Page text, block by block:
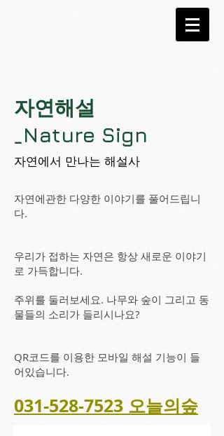
자연해설
_Nature Sign
자연에서 만나는 해설사
자연에관한 다양한 이야기를 풀어드립니
다.
우리가 접하는 자연은 항상 새로운 이야기
로 가득합니다.
주위를 둘러보세요. 나무와 숲이 그리고 동
물들의 소리가 들리시나요?
QR코드를 이용한 모바일 해설 기능이 들
어있습니다.
031-528-7523 오늘의숲